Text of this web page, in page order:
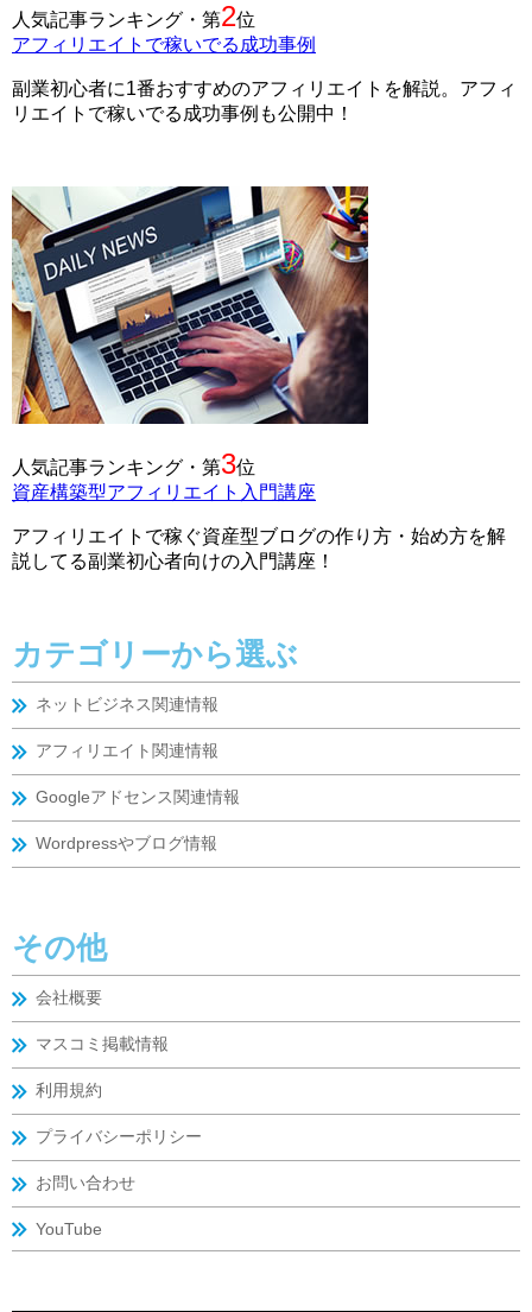
人気記事ランキング・第2位
アフィリエイトで稼いでる成功事例
副業初心者に1番おすすめのアフィリエイトを解説。アフィ
リエイトで稼いでる成功事例も公開中！
人気記事ランキング・第3位
資産構築型アフィリエイト入門講座
アフィリエイトで稼ぐ資産型ブログの作り方・始め方を解
説してる副業初心者向けの入門講座！
カテゴリーから選ぶ
ネットビジネス関連情報
アフィリエイト関連情報
Googleアドセンス関連情報
Wordpressやブログ情報
その他
会社概要
マスコミ掲載情報
利用規約
プライバシーポリシー
お問い合わせ
YouTube